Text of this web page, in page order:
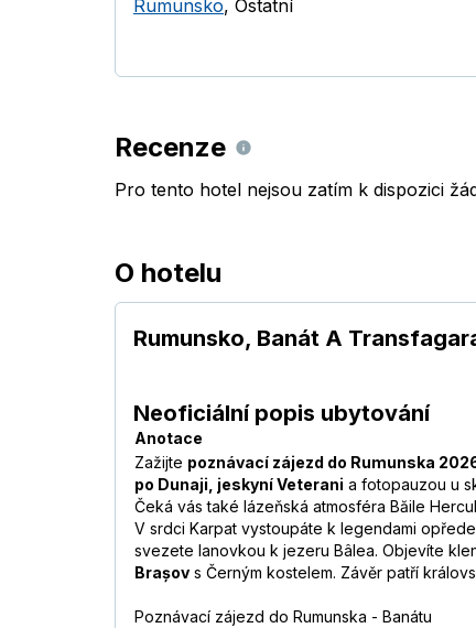
Rumunsko, Ostatní
Recenze
Pro tento hotel nejsou zatím k dispozici
O hotelu
Rumunsko, Banát A
Neoficiální popis ubytování
Anotace
Zažijte poznávací zájezd do Rumunska
po Dunaji, jeskyní Veterani a fotopauzou u
Čeká vás také lázeňská atmosféra Băile
V srdci Karpat vystoupáte k legendami
svezete lanovkou k jezeru Bâlea. Objevíte
Brașov s Černým kostelem. Závěr patří
Poznávací zájezd do Rumunska - Banátu